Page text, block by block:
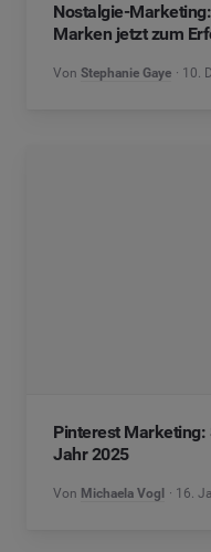
Nostalgie-
Marken jetzt zum
Von Stephanie Gaye 10.
Pinterest
Jahr 2025
Von Michaela Vogl 16.